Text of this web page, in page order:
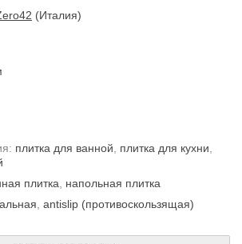
(Италия)
плитка для ванной плитка для кухни
плитка
напольная плитка
antislip (противоскользящая)